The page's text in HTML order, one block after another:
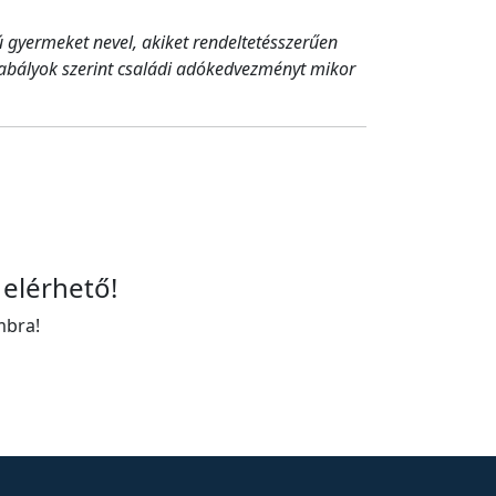
nevel, akiket rendeltetésszerűen
szerint családi adókedvezményt mikor